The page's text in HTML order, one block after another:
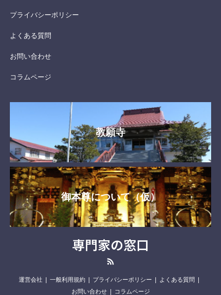
プライバシーポリシー
よくある質問
お問い合わせ
コラムページ
教願寺
御本尊について（仮）
専門家の窓口
運営会社 一般利用規約 プライバシーポリシー
よくある質問
お問い合わせ
コラムページ